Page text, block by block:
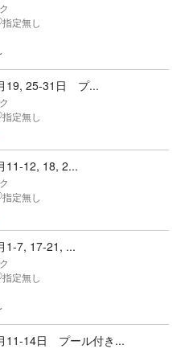
指定無し
19, 25-31日 プ...
指定無し
11-12, 18, 2...
指定無し
1-7, 17-21, ...
指定無し
11-14日 プール付き...